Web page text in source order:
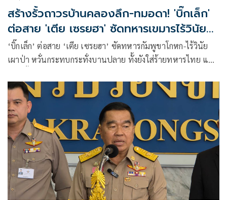
สร้างรั้วถาวรบ้านคลองลึก-ทมอดา! 'บิ๊กเล็ก'
ต่อสาย 'เตีย เซรยฮา' ซัดทหารเขมารไร้วินัย
เผาป่า
‘บิ๊กเล็ก’ ต่อสาย ‘เตีย เซรยฮา’ ซัดทหารกัมพูขาโกหก-ไร้วินัย
เผาป่า หวั่นกระทบกระทั่งบานปลาย ทั้งยังใส่ร้ายทหารไทย แนะ